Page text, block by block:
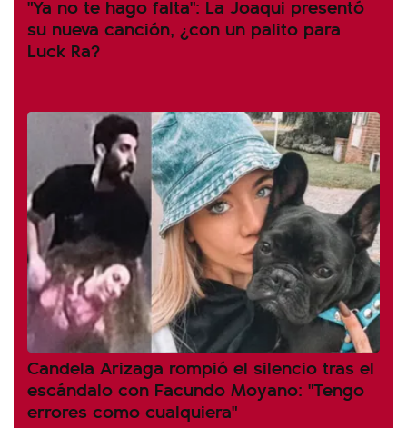
"Ya no te hago falta": La Joaqui presentó
su nueva canción, ¿con un palito para
Luck Ra?
Candela Arizaga rompió el silencio tras el
escándalo con Facundo Moyano: "Tengo
errores como cualquiera"